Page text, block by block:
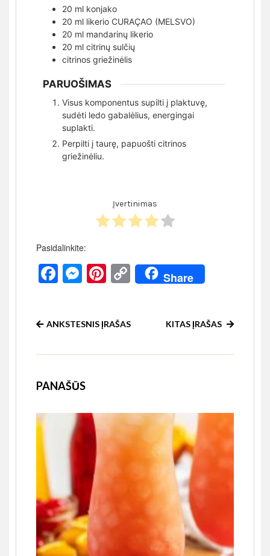
20 ml konjako
20 ml likerio CURAÇAO (MELSVO)
20 ml mandarinų likerio
20 ml citrinų sulčių
citrinos griežinėlis
PARUOŠIMAS
Visus komponentus supilti į plaktuvę,
sudėti ledo gabalėlius, energingai
suplakti.
Perpilti į taurę, papuošti citrinos
griežinėliu.
Įvertinimas
Pasidalinkite:
Facebook
Messenger
Pinterest
Copy
Link
Share
ANKSTESNIS ĮRAŠAS KITAS ĮRAŠAS
PANAŠŪS